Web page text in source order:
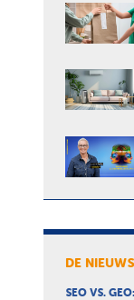
DE
SEO VS.